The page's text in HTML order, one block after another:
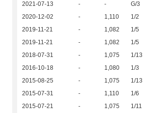
2021-07-13
- - G/3
2020-12-02
- 1,110 1/2
2019-11-21
- 1,082 1/5
2019-11-21
- 1,082 1/5
2018-07-31
- 1,075 1/13
2016-10-18
- 1,080 1/3
2015-08-25
- 1,075 1/13
2015-07-31
- 1,110 1/6
2015-07-21
- 1,075 1/11